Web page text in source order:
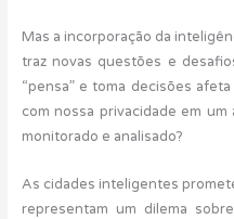
Mas a incorporação da
traz novas questões e
“pensa” e toma decisões
com nossa privacidade em
monitorado e analisado?
As cidades inteligentes
representam um dilema